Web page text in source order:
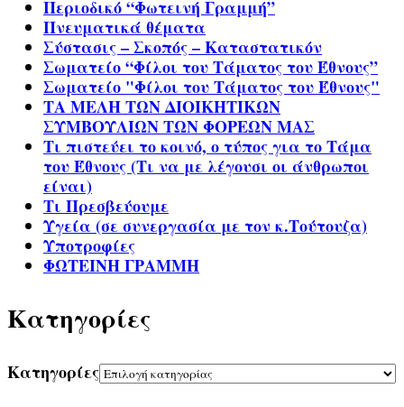
Περιοδικό “Φωτεινή Γραμμή”
Πνευματικά θέματα
Σύστασις – Σκοπός – Καταστατικόν
Σωματείο “Φίλοι του Τάματος του Έθνους”
Σωματείο "Φίλοι του Τάματος του Έθνους"
ΤΑ ΜΕΛΗ ΤΩΝ ΔΙΟΙΚΗΤΙΚΩΝ
ΣΥΜΒΟΥΛΙΩΝ ΤΩΝ ΦΟΡΕΩΝ ΜΑΣ
Τι πιστεύει το κοινό, ο τύπος για το Τάμα
του Έθνους (Τι να με λέγουσι οι άνθρωποι
είναι)
Τι Πρεσβεύουμε
Υγεία (σε συνεργασία με τον κ.Τούτουζα)
Υποτροφίες
ΦΩΤΕΙΝΗ ΓΡΑΜΜΗ
Kατηγορίες
Kατηγορίες